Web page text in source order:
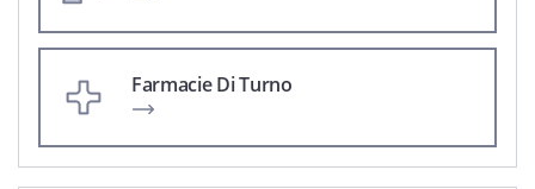
Farmacie Di Turno